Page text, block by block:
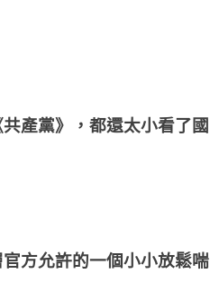
共產黨》
，都還太小看了國
方允許的一個小小放鬆喘